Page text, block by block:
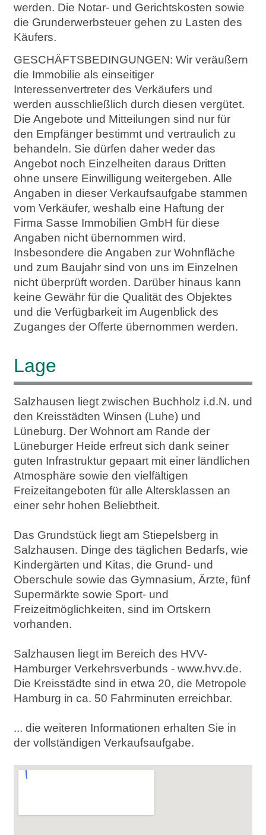
werden. Die Notar- und Gerichtskosten sowie
die Grunderwerbsteuer gehen zu Lasten des
Käufers.
GESCHÄFTSBEDINGUNGEN: Wir veräußern
die Immobilie als einseitiger
Interessenvertreter des Verkäufers und
werden ausschließlich durch diesen vergütet.
Die Angebote und Mitteilungen sind nur für
den Empfänger bestimmt und vertraulich zu
behandeln. Sie dürfen daher weder das
Angebot noch Einzelheiten daraus Dritten
ohne unsere Einwilligung weitergeben. Alle
Angaben in dieser Verkaufsaufgabe stammen
vom Verkäufer, weshalb eine Haftung der
Firma Sasse Immobilien GmbH für diese
Angaben nicht übernommen wird.
Insbesondere die Angaben zur Wohnfläche
und zum Baujahr sind von uns im Einzelnen
nicht überprüft worden. Darüber hinaus kann
keine Gewähr für die Qualität des Objektes
und die Verfügbarkeit im Augenblick des
Zuganges der Offerte übernommen werden.
Lage
Salzhausen liegt zwischen Buchholz i.d.N. und
den Kreisstädten Winsen (Luhe) und
Lüneburg. Der Wohnort am Rande der
Lüneburger Heide erfreut sich dank seiner
guten Infrastruktur gepaart mit einer ländlichen
Atmosphäre sowie den vielfältigen
Freizeitangeboten für alle Altersklassen an
einer sehr hohen Beliebtheit.
Das Grundstück liegt am Stiepelsberg in
Salzhausen. Dinge des täglichen Bedarfs, wie
Kindergärten und Kitas, die Grund- und
Oberschule sowie das Gymnasium, Ärzte, fünf
Supermärkte sowie Sport- und
Freizeitmöglichkeiten, sind im Ortskern
vorhanden.
Salzhausen liegt im Bereich des HVV-
Hamburger Verkehrsverbunds - www.hvv.de.
Die Kreisstädte sind in etwa 20, die Metropole
Hamburg in ca. 50 Fahrminuten erreichbar.
... die weiteren Informationen erhalten Sie in
der vollständigen Verkaufsaufgabe.